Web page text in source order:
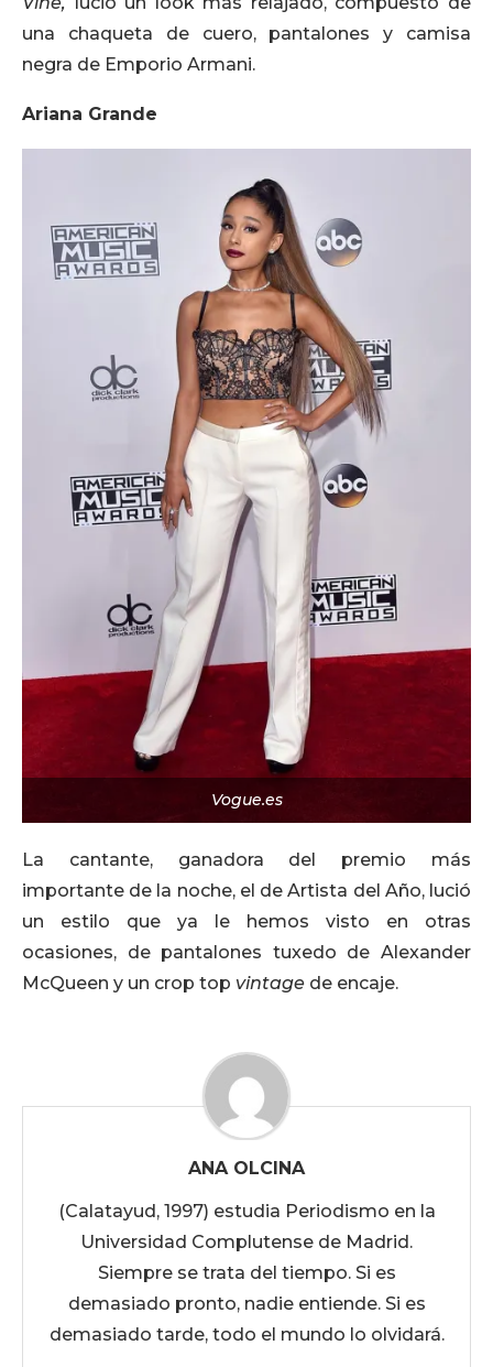
una chaqueta de cuero, pantalones y camisa
negra de Emporio Armani.
Ariana Grande
Vogue.es
La cantante, ganadora del premio más
importante de la noche, el de Artista del Año, lució
un estilo que ya le hemos visto en otras
ocasiones, de pantalones tuxedo de Alexander
McQueen y un crop top vintage de encaje.
ANA OLCINA
(Calatayud, 1997) estudia Periodismo en la
Universidad Complutense de Madrid.
Siempre se trata del tiempo. Si es
demasiado pronto, nadie entiende. Si es
demasiado tarde, todo el mundo lo olvidará.